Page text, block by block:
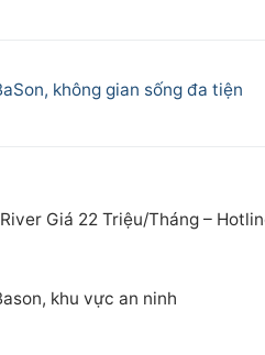
không gian sống đa tiện
Giá 22 Triệu/Tháng –
khu vực an ninh